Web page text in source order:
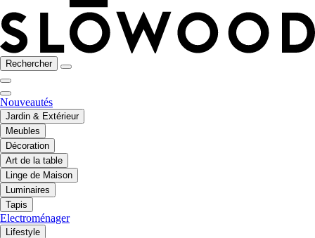
Rechercher
Nouveautés
Jardin & Extérieur
Meubles
Décoration
Art de la table
Linge de Maison
Luminaires
Tapis
Electroménager
Lifestyle